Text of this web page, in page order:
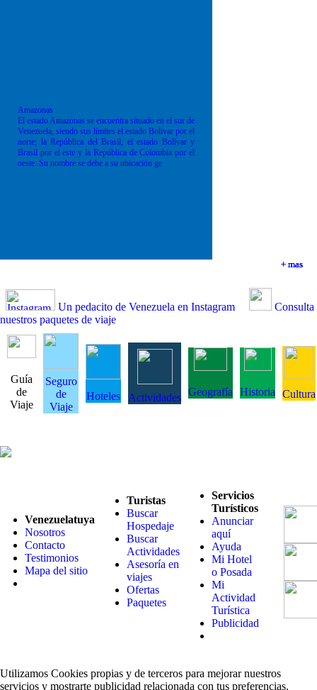
+ mas
+ mas
+ mas
Amazonas
El estado Amazonas se encuentra situado en el sur de
Venezuela, siendo sus límites el estado Bolívar por el
norte; la República del Brasil; el estado Bolívar y
Brasil por el este y la República de Colombia por el
oeste. Su nombre se debe a su ubicación ge
+ mas
Un pedacito de Venezuela en Instagram
Consulta
nuestros paquetes de viaje
Guía
de
Viaje
Seguro
de
Viaje
Hoteles Actividades Geografía Historia Cultura
Venezuelatuya
Nosotros
Contacto
Testimonios
Mapa del sitio
Turistas
Buscar
Hospedaje
Buscar
Actividades
Asesoría en
viajes
Ofertas
Paquetes
Servicios
Turísticos
Anunciar
aquí
Ayuda
Mi Hotel
o Posada
Mi
Actividad
Turística
Publicidad
Utilizamos Cookies propias y de terceros para mejorar nuestros
servicios y mostrarte publicidad relacionada con tus preferencias.